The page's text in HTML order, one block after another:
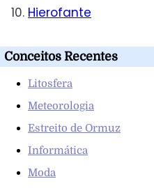
Hierofante
Conceitos Recentes
Litosfera
Meteorologia
Estreito de Ormuz
Informática
Moda